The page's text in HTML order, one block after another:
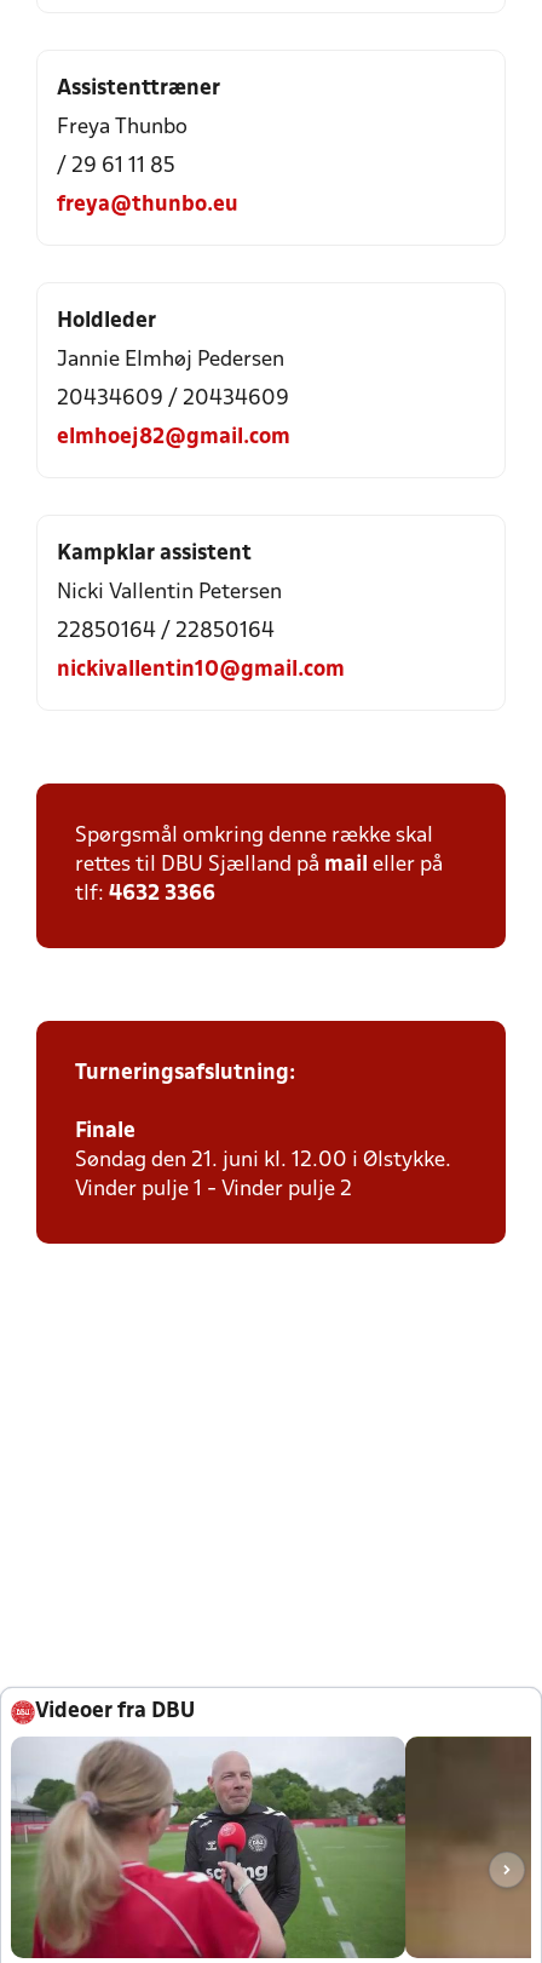
Assistenttræner
Freya Thunbo
/ 29 61 11 85
freya@thunbo.eu
Holdleder
Jannie Elmhøj Pedersen
20434609 / 20434609
elmhoej82@gmail.com
Kampklar assistent
Nicki Vallentin Petersen
22850164 / 22850164
nickivallentin10@gmail.com
Spørgsmål omkring denne række skal
rettes til DBU Sjælland på mail eller på
tlf: 4632 3366
Turneringsafslutning:
Finale
Søndag den 21. juni kl. 12.00 i Ølstykke.
Vinder pulje 1 - Vinder pulje 2
Videoer fra DBU